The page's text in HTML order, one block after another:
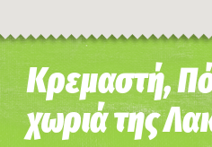
Η εικόνα ενδέχεται
Κρεμαστή,
χωριά της